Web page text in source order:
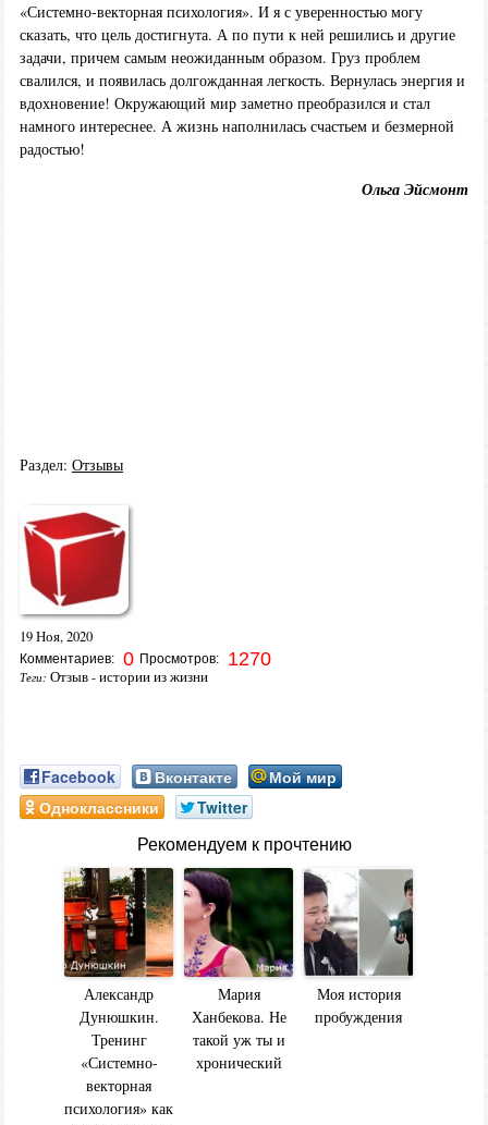
«Системно-векторная психология». И я с уверенностью могу
сказать, что цель достигнута. А по пути к ней решились и другие
задачи, причем самым неожиданным образом. Груз проблем
свалился, и появилась долгожданная легкость. Вернулась энергия и
вдохновение! Окружающий мир заметно преобразился и стал
намного интереснее. А жизнь наполнилась счастьем и безмерной
радостью!
Ольга Эйсмонт
Раздел: Отзывы
19 Ноя, 2020
Комментариев: 0 Просмотров: 1270
Теги: Отзыв - истории из жизни
Facebook Вконтакте
Мой мир
Одноклассники
Twitter
Рекомендуем к прочтению
Александр
Дунюшкин.
Тренинг
«Системно-
векторная
психология» как
Мария
Ханбекова. Не
такой уж ты и
хронический
Моя история
пробуждения